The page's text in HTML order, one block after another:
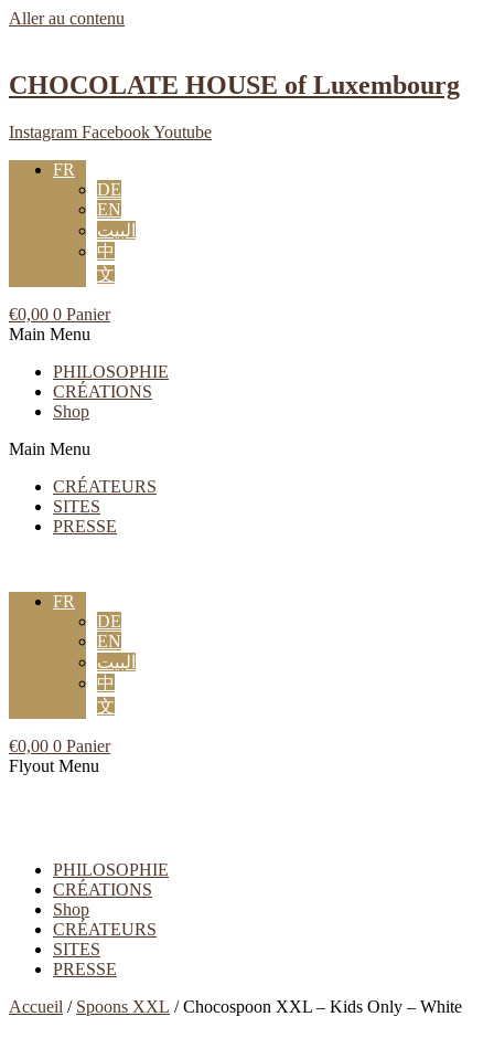
Aller au contenu
CHOCOLATE HOUSE of Luxembourg
Instagram FacebookYoutube
FR
DE
EN
البيت
中
文
€0,00 0 Panier
Main Menu
PHILOSOPHIE
CRÉATIONS
Shop
Main Menu
CRÉATEURS
SITES
PRESSE
FR
DE
EN
البيت
中
文
€0,00 0 Panier
Flyout Menu
PHILOSOPHIE
CRÉATIONS
Shop
CRÉATEURS
SITES
PRESSE
Accueil / Spoons XXL / Chocospoon XXL – Kids Only – White